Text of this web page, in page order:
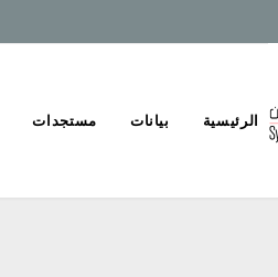
Skip
to
content
الرئيسية بيانات مستجدات